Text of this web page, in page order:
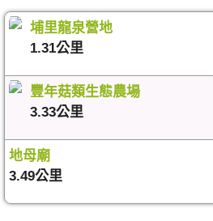
埔里龍泉營地
1.31公里
豐年菇類生態農場
3.33公里
地母廟
3.49公里